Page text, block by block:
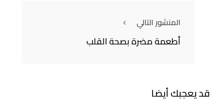
المنشور التالي
أطعمة مضرة بصحة القلب
قد يعجبك أيضا